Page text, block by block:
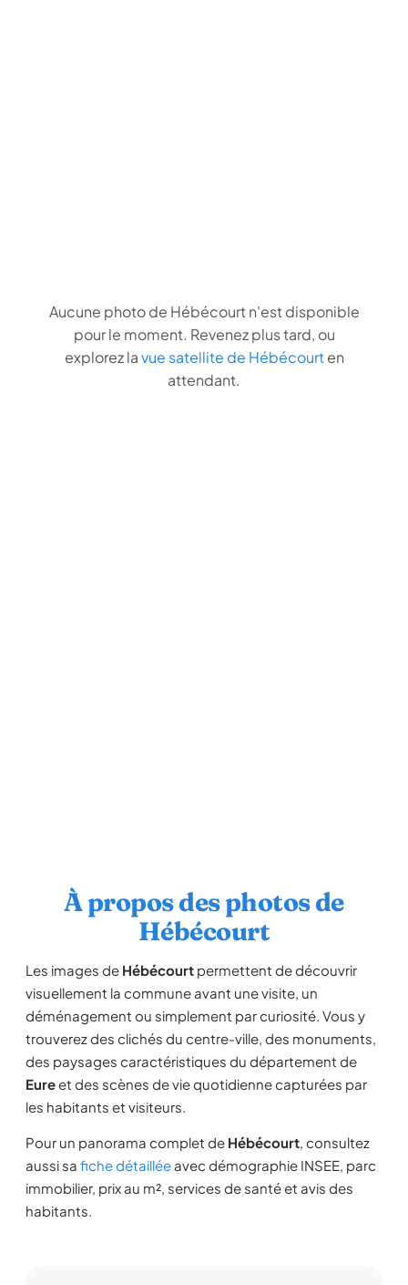
Aucune photo de Hébécourt n'est disponible
pour le moment. Revenez plus tard, ou
explorez lavue satellite de Hébécourten
attendant.
À propos des photos de
Hébécourt
Les images de Hébécourt permettent de découvrir
visuellement la commune avant une visite, un
déménagement ou simplement par curiosité. Vous y
trouverez des clichés du centre-ville, des monuments,
des paysages caractéristiques du département de
Eureet des scènes de vie quotidienne capturées par
les habitants et visiteurs.
Pour un panorama complet de Hébécourt, consultez
aussi sa fiche détaillée avec démographie INSEE, parc
immobilier, prix au m², services de santé et avis des
habitants.